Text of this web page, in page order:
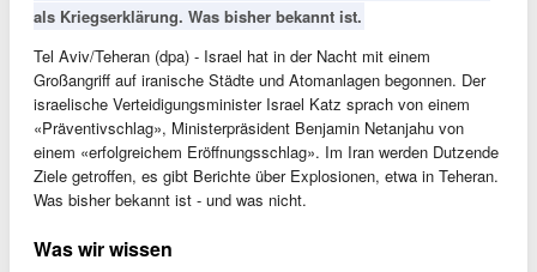
als Kriegserklärung. Was bisher bekannt ist.
Tel Aviv/Teheran (dpa) - Israel hat in der Nacht mit einem
Großangriff auf iranische Städte und Atomanlagen begonnen. Der
israelische Verteidigungsminister Israel Katz sprach von einem
«Präventivschlag», Ministerpräsident Benjamin Netanjahu von
einem «erfolgreichem Eröffnungsschlag». Im Iran werden Dutzende
Ziele getroffen, es gibt Berichte über Explosionen, etwa in Teheran.
Was bisher bekannt ist - und was nicht.
Was wir wissen